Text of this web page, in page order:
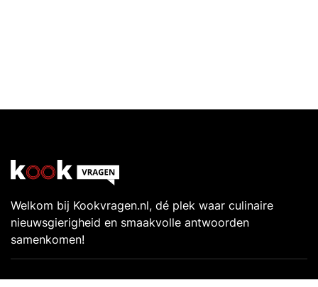
Welkom bij Kookvragen.nl, dé plek waar culinaire
nieuwsgierigheid en smaakvolle antwoorden
samenkomen!